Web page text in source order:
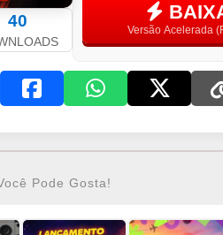
40 Versão Acelerada
Pode Gosta!